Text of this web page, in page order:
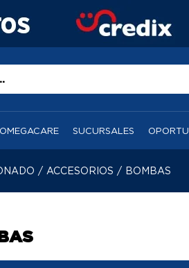
OMEGACARE SUCURSALES
/ ACCESORIOS / BOMBAS